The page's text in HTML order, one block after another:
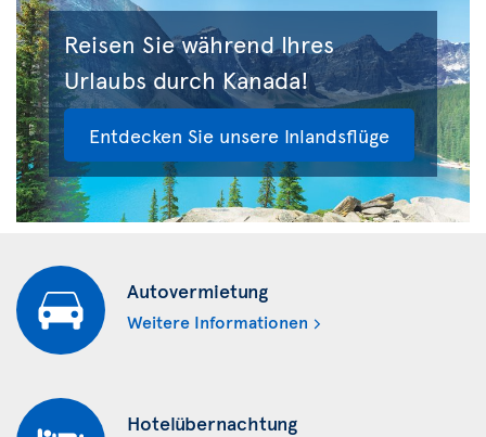
Reisen Sie während Ihres
Urlaubs durch Kanada!
Entdecken Sie unsere Inlandsflüge
Autovermietung
Weitere Informationen
Hotelübernachtung